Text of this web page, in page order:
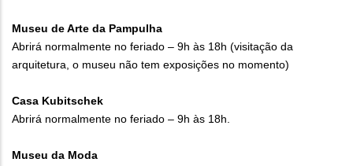
Museu de Arte da Pampulha
Abrirá normalmente no feriado – 9h às 18h (visitação da
arquitetura, o museu não tem exposições no momento)
Casa Kubitschek
Abrirá normalmente no feriado – 9h às 18h.
Museu da Moda